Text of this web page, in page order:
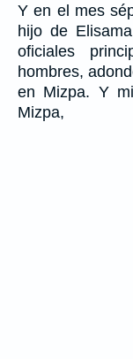
Y en el mes
hijo de
oficiales
hombres,
en Mizpa. Y
Mizpa,